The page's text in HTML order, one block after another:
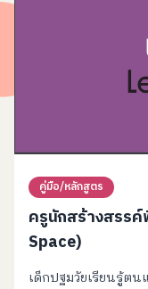
คู่มือ/หลักสูตร
ครูนักสร้างสรร
Space)
เด็กปฐมวัยเรียนรู้ตน